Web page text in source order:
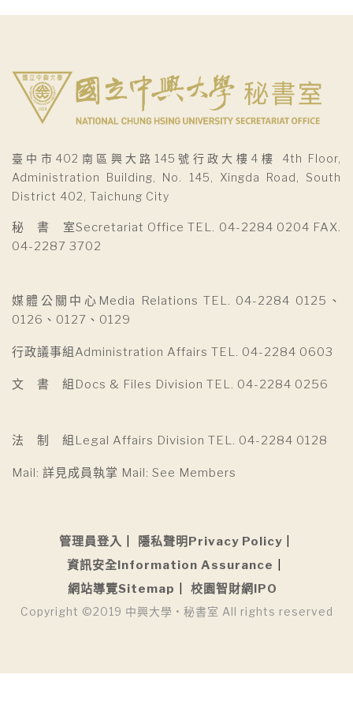
覽
臺中市402南區興大路145號行政大樓4樓 4th Floor,
Administration Building, No. 145, Xingda Road, South
District 402, Taichung City
秘 書 室Secretariat Office TEL. 04-2284 0204 FAX.
04-2287 3702
媒體公關中心Media Relations TEL. 04-2284 0125、
0126、0127、0129
行政議事組Administration Affairs TEL. 04-2284 0603
文 書 組Docs & Files Division TEL. 04-2284 0256
法 制 組Legal Affairs Division TEL. 04-2284 0128
Mail: 詳見成員執掌 Mail: See Members
管理員登入
隱私聲明Privacy Policy
資訊安全Information Assurance
網站導覽Sitemap
校園智財網IPO
Copyright ©2019 中興大學 • 秘書室 All rights reserved